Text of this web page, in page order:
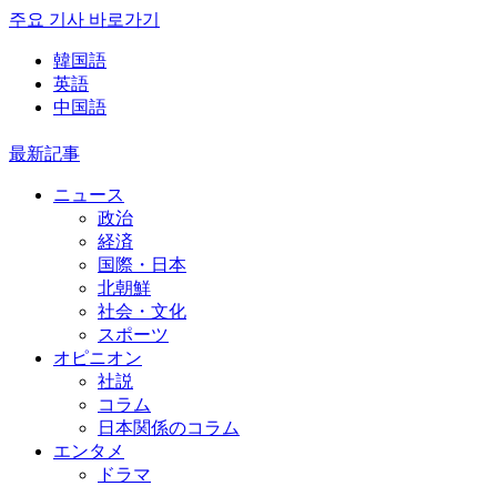
주요 기사 바로가기
韓国語
英語
中国語
最新記事
ニュース
政治
経済
国際・日本
北朝鮮
社会・文化
スポーツ
オピニオン
社説
コラム
日本関係のコラム
エンタメ
ドラマ